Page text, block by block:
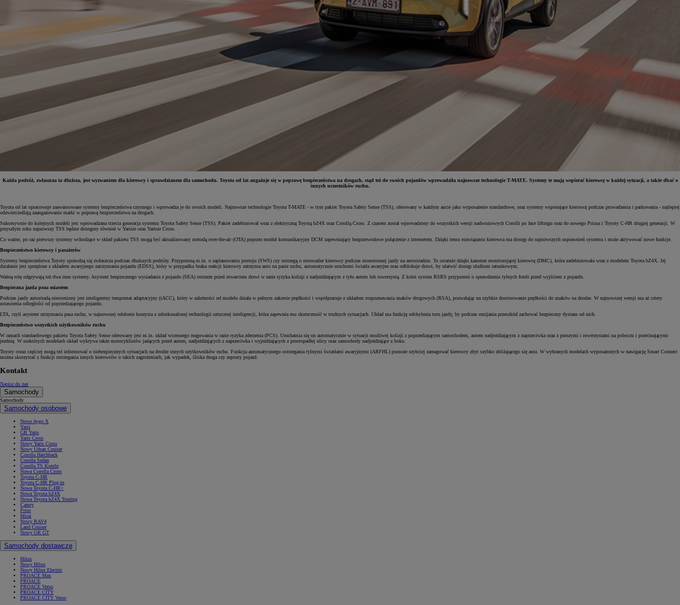
Yaris Cross
HYBRID
Każda podróż, zwłaszcza ta dłuższa, jest wyzwaniem dla kierowcy i sprawdzianem dla samochodu. Toyota od lat angażuje się w poprawę bezpieczeństwa na drogach, stąd też do swoich pojazdów wprowadziła najnowsze technologie T-MATE. Systemy te mają wspierać kierowcę w każdej sytuacji, a także dbać o
innych uczestników ruchu.
Toyota od lat opracowuje zaawansowane systemy bezpieczeństwa czynnego i wprowadza je do swoich modeli. Najnowsze technologie Toyota T-MATE - w tym pakiet Toyota Safety Sense (TSS), oferowany w każdym aucie jako wyposażenie standardowe, oraz systemy wspierające kierowcę podczas prowadzenia i parkowania - najlepiej
odzwierciedlają zaangażowanie marki w poprawę bezpieczeństwa na drogach.
Sukcesywnie do kolejnych modeli jest wprowadzana trzecia generacja systemu Toyota Safety Sense (TSS). Pakiet zadebiutował wraz z elektryczną Toyotą bZ4X oraz Corollą Cross. Z czasem został wprowadzony do wszystkich wersji nadwoziowych Corolli po face liftingu oraz do nowego Priusa i Toyoty C-HR drugiej generacji. W
przyszłym roku najnowszy TSS będzie dostępny również w Yarisie oraz Yarisie Cross.
Co ważne, po raz pierwszy systemy wchodzące w skład pakietu TSS mogą być aktualizowany metodą over-the-air (OTA) poprzez moduł komunikacyjny DCM zapewniający bezprzewodowe połączenie z internetem. Dzięki temu rozwiązaniu kierowca ma dostęp do najnowszych usprawnień systemu i może aktywować nowe funkcje.
Bezpieczeństwo kierowcy i pasażerów
Systemy bezpieczeństwa Toyoty sprawdzą się zwłaszcza podczas dłuższych podróży. Przypomną m.in. o zaplanowaniu postoju (SWS) czy ostrzegą o nieuwadze kierowcy podczas monotonnej jazdy na autostradzie. To ostatnie dzięki kamerze monitorującej kierowcę (DMC), która zadebiutowała wraz z modelem Toyota bZ4X. Jej
działanie jest sprzężone z układem awaryjnego zatrzymania pojazdu (EDSS), który w przypadku braku reakcji kierowcy zatrzyma auto na pasie ruchu, automatycznie uruchomi światła awaryjne oraz odblokuje drzwi, by ułatwić dostęp służbom ratunkowym.
Ważną rolę odgrywają też dwa inne systemy. Asystent bezpiecznego wysiadania z pojazdu (SEA) ostrzeże przed otwarciem drzwi w razie ryzyka kolizji z nadjeżdżającym z tyłu autem lub rowerzystą. Z kolei system RSRS przypomni o sprawdzeniu tylnych foteli przed wyjściem z pojazdu.
Bezpieczna jazda poza miastem
Podczas jazdy autostradą nieoceniony jest inteligentny tempomat adaptacyjny (iACC), który w zależności od modelu działa w pełnym zakresie prędkości i współpracuje z układem rozpoznawania znaków drogowych (RSA), pozwalając na szybkie dostosowanie prędkości do znaków na drodze. W najnowszej wersji ma aż cztery
ustawienia odległości od poprzedzającego pojazdu.
LTA, czyli asystent utrzymania pasa ruchu, w najnowszej odsłonie korzysta z udoskonalonej technologii sztucznej inteligencji, która zapewnia mu skuteczność w trudnych sytuacjach. Układ ma funkcję odchylenia toru jazdy, by podczas omijania przeszkód zachować bezpieczny dystans od nich.
Bezpieczeństwo wszystkich użytkowników ruchu
W ramach standardowego pakietu Toyota Safety Sense oferowany jest m.in. układ wczesnego reagowania w razie ryzyka zderzenia (PCS). Uruchamia się on automatycznie w sytuacji możliwej kolizji z poprzedzającym samochodem, autem nadjeżdżającym z naprzeciwka oraz z pieszymi i rowerzystami na poboczu i przecinającymi
jezdnię. W niektórych modelach układ wykrywa także motocyklistów jadących przed autem, nadjeżdżających z naprzeciwka i wyjeżdżających z prostopadłej ulicy oraz samochody nadjeżdżające z boku.
Toyoty coraz częściej mogą też informować o niebezpiecznych sytuacjach na drodze innych użytkowników ruchu. Funkcja automatycznego ostrzegania tylnymi światłami awaryjnymi (ARFHL) pomoże szybciej zareagować kierowcy zbyt szybko zbliżającego się auta. W wybranych modelach wyposażonych w nawigację Smart Connect
można skorzystać z funkcji ostrzegania innych kierowców o takich zagrożeniach, jak wypadek, śliska droga czy zepsuty pojazd.
Kontakt
Napisz do nas
Samochody
Samochody
Samochody osobowe
Nowe Aygo X
Yaris
GR Yaris
Yaris Cross
Nowy Yaris Cross
Nowy Urban Cruiser
Corolla Hatchback
Corolla Sedan
Corolla TS Kombi
Nowa Corolla Cross
Toyota C-HR
Toyota C-HR Plug-in
Nowa Toyota C-HR+
Nowa Toyota bZ4X
Nowa Toyota bZ4X Touring
Camry
Prius
Mirai
Nowy RAV4
Land Cruiser
Nowy GR GT
Samochody dostawcze
Hilux
Nowy Hilux
Nowy Hilux Electric
PROACE Max
PROACE
PROACE Verso
PROACE CITY
PROACE CITY Verso